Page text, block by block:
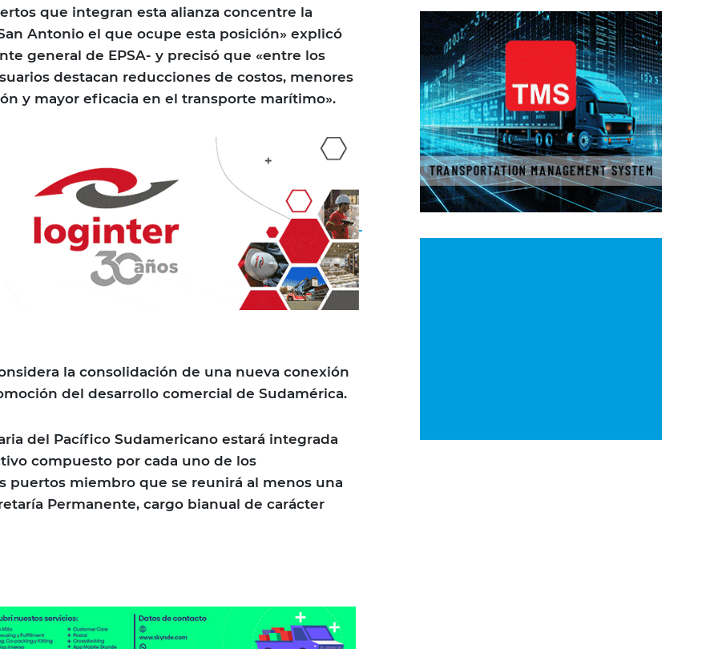
que integran esta alianza concentre la
Antonio el que ocupe esta posición» explicó
general de EPSA- y precisó que «entre los
destacan reducciones de costos, menores
y mayor eficacia en el transporte marítimo».
la consolidación de una nueva conexión
del desarrollo comercial de Sudamérica.
del Pacífico Sudamericano estará integrada
compuesto por cada uno de los
puertos miembro que se reunirá al menos una
Permanente, cargo bianual de carácter